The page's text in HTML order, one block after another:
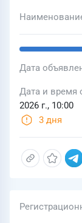
Дата
Дата и время
2026 г., 10:00
3 дня